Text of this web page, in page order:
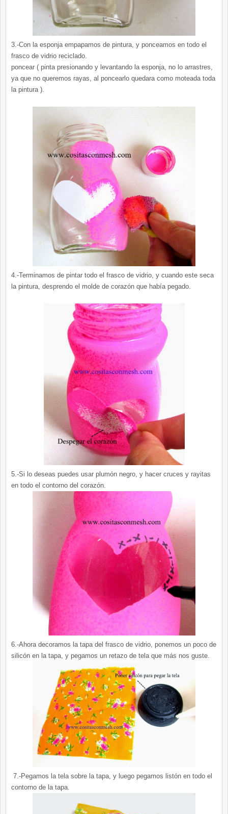
3.-Con la esponja empapamos de pintura, y ponceamos en todo el
frasco de vidrio reciclado.
poncear ( pinta presionando y levantando la esponja, no lo arrastres,
ya que no queremos rayas, al poncearlo quedara como moteada toda
la pintura ).
4.-Terminamos de pintar todo el frasco de vidrio, y cuando este seca
la pintura, desprendo el molde de corazón que había pegado.
5.-Si lo deseas puedes usar plumón negro, y hacer cruces y rayitas
en todo el contorno del corazón.
6.-Ahora decoramos la tapa del frasco de vidrio, ponemos un poco de
silicón en la tapa, y pegamos un retazo de tela que más nos guste.
7.-Pegamos la tela sobre la tapa, y luego pegamos listón en todo el
contorno de la tapa.